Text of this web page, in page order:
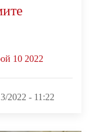
10 2022
2022 - 11:22